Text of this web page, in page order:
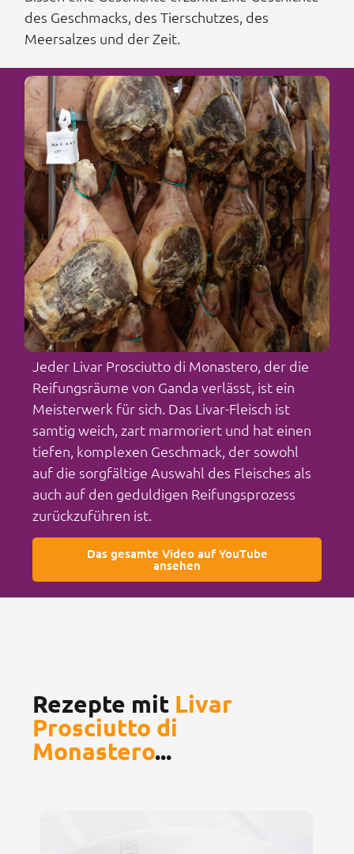
des Geschmacks, des Tierschutzes, des
Meersalzes und der Zeit.
Jeder Livar Prosciutto di Monastero, der die
Reifungsräume von Ganda verlässt, ist ein
Meisterwerk für sich. Das Livar-Fleisch ist
samtig weich, zart marmoriert und hat einen
tiefen, komplexen Geschmack, der sowohl
auf die sorgfältige Auswahl des Fleisches als
auch auf den geduldigen Reifungsprozess
zurückzuführen ist.
Das gesamte Video auf YouTube
ansehen
Rezepte mit Livar
Prosciutto di
Monastero...